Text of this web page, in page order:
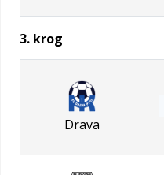
3. krog
Drava